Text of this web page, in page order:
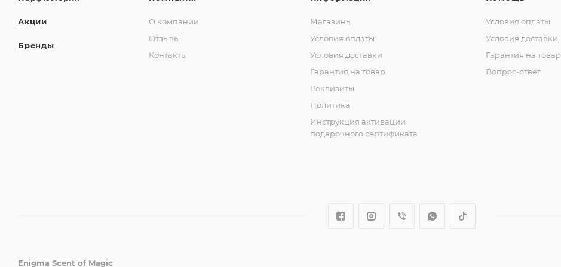
Акции
Бренды
О компании
Отзывы
Контакты
Магазины
Условия оплаты
Условия доставки
Гарантия на товар
Реквизиты
Политика
Инструкция активации
подарочного сертификата
Условия оплаты
Условия доставки
Гарантия на товар
Вопрос-ответ
Enigma Scent of Magic